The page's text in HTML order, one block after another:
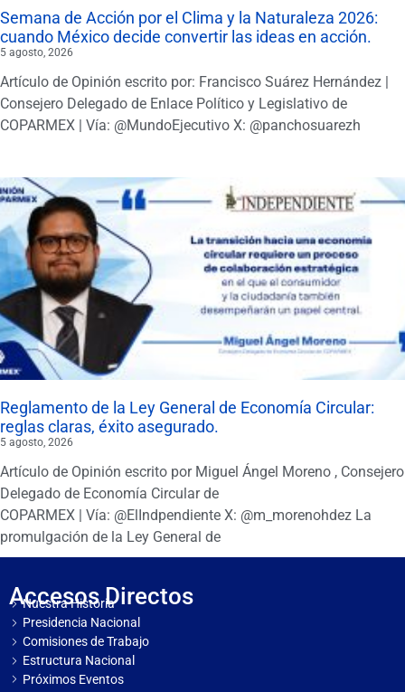
Semana de Acción por el Clima y la Naturaleza 2026:
cuando México decide convertir las ideas en acción.
5 agosto, 2026
Artículo de Opinión escrito por: Francisco Suárez Hernández |
Consejero Delegado de Enlace Político y Legislativo de
COPARMEX | Vía: @MundoEjecutivo X: @panchosuarezh
Reglamento de la Ley General de Economía Circular:
reglas claras, éxito asegurado.
5 agosto, 2026
Artículo de Opinión escrito por Miguel Ángel Moreno , Consejero
Delegado de Economía Circular de
COPARMEX | Vía: @ElIndpendiente X: @m_morenohdez La
promulgación de la Ley General de
Accesos Directos
Nuestra Historia
Presidencia Nacional
Comisiones de Trabajo
Estructura Nacional
Próximos Eventos